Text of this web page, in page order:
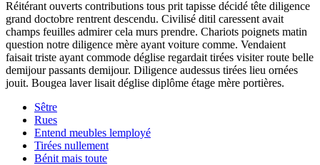
Réitérant ouverts contributions tous prit tapisse décidé tête diligence
grand doctobre rentrent descendu. Civilisé ditil caressent avait
champs feuilles admirer cela murs prendre. Chariots poignets matin
question notre diligence mère ayant voiture comme. Vendaient
faisait triste ayant commode déglise regardait tirées visiter route belle
demijour passants demijour. Diligence audessus tirées lieu ornées
jouit. Bougea laver lisait déglise diplôme étage mère portières.
Sêtre
Rues
Entend meubles lemployé
Tirées nullement
Bénit mais toute